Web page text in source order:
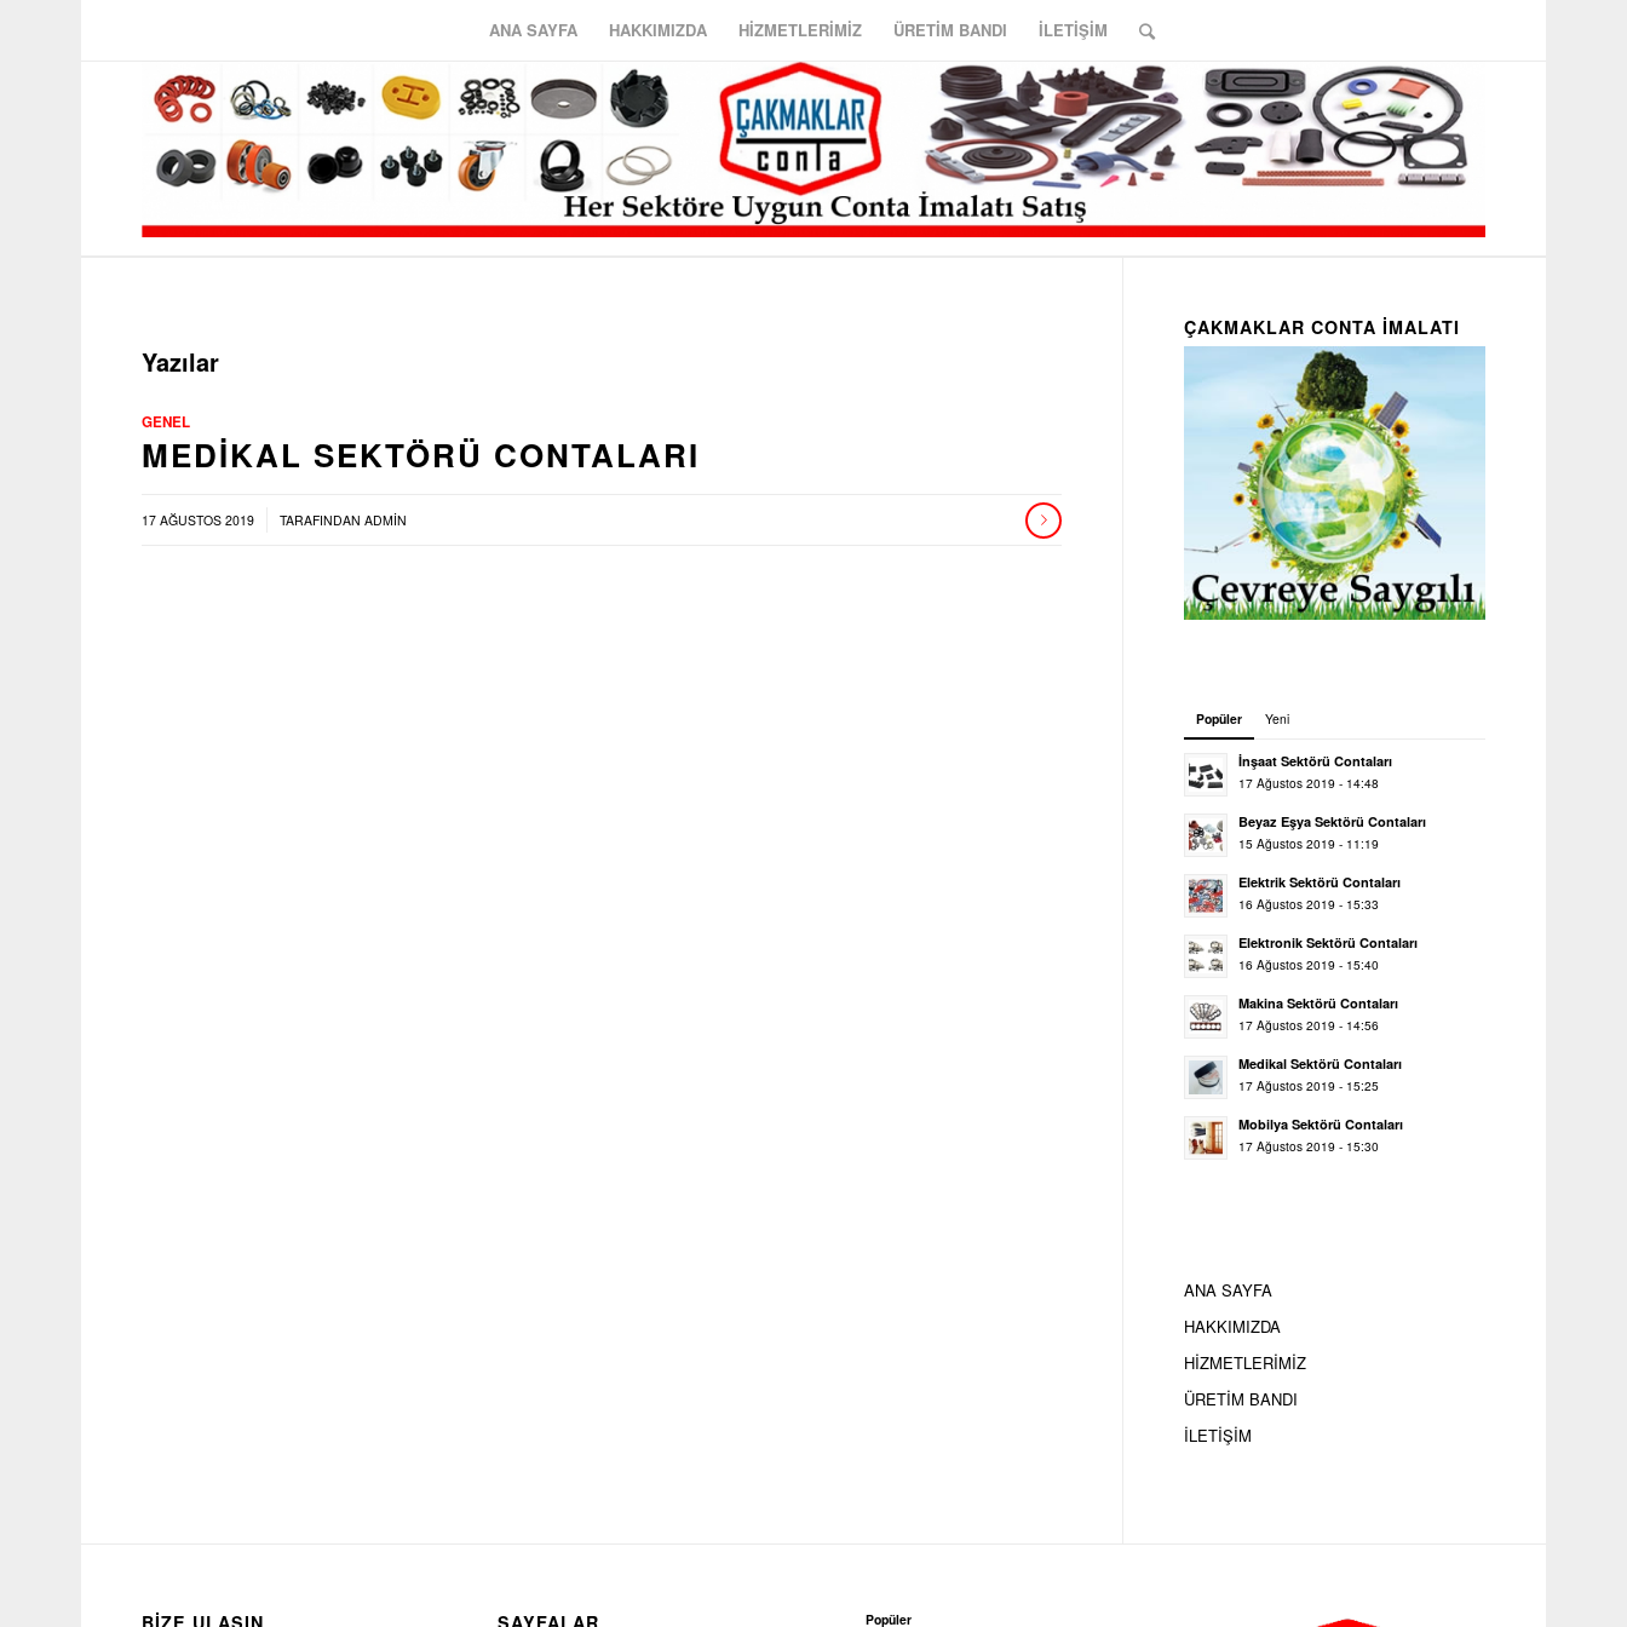
ANA SAYFA HAKKIMIZDA HİZMETLERİMİZ ÜRETİM BANDI İLETİŞİM
Yazılar
GENEL
MEDIKAL SEKTÖRÜ CONTALARI
17 AĞUSTOS 2019 TARAFINDANADMIN
ÇAKMAKLAR CONTA İMALATI
Popüler Yeni
İnşaat Sektörü Contaları
17 Ağustos 2019 - 14:48
Beyaz Eşya Sektörü Contaları
15 Ağustos 2019 - 11:19
Elektrik Sektörü Contaları
16 Ağustos 2019 - 15:33
Elektronik Sektörü Contaları
16 Ağustos 2019 - 15:40
Makina Sektörü Contaları
17 Ağustos 2019 - 14:56
Medikal Sektörü Contaları
17 Ağustos 2019 - 15:25
Mobilya Sektörü Contaları
17 Ağustos 2019 - 15:30
ANA SAYFA
HAKKIMIZDA
HİZMETLERİMİZ
ÜRETİM BANDI
İLETİŞİM
Popüler